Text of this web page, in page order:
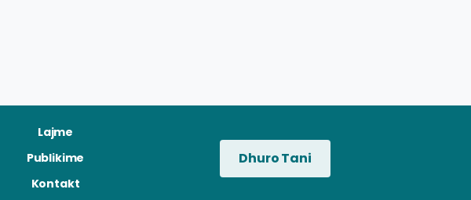
Lajme
Publikime
Kontakt
Dhuro Tani